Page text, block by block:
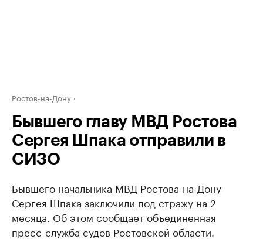
Ростов-на-Дону
Бывшего главу МВД Ростова
Сергея Шпака отправили в
СИЗО
Бывшего начальника МВД Ростова-на-Дону
Сергея Шпака заключили под стражу на 2
месяца. Об этом сообщает объединенная
пресс-служба судов Ростовской области.